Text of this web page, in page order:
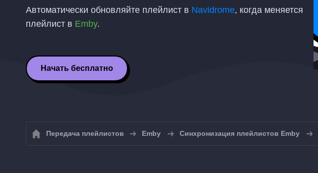
Автоматически обновляйте плейлист в Navidrome, когда меняется
плейлист в Emby.
Начать бесплатно
Передача плейлистов Emby Синхронизация плейлистов Emby